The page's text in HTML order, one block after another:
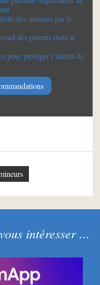
des mineurs par le
des parents dans le
pour protéger l’intérêt de
intéresser ...